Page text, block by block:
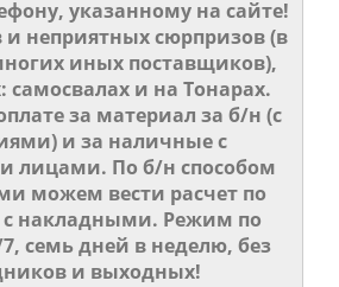
указанному на сайте!
и неприятных сюрпризов (в
иных поставщиков),
и на Тонарах.
за материал за б/н (с
и за наличные с
лицами. По б/н способом
можем вести расчет по
с накладными. Режим по
семь дней в неделю, без
и выходных!